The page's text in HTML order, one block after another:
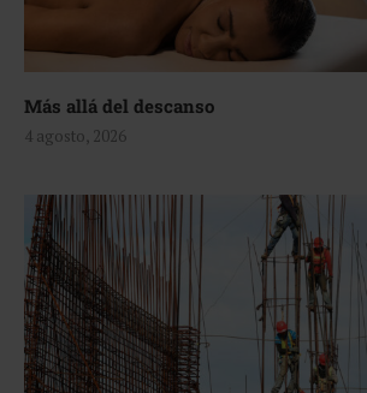
Más allá del descanso
4 agosto, 2026